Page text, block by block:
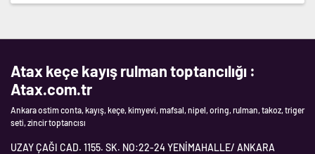
Atax keçe kayış rulman toptancılığı :
Atax.com.tr
Ankara ostim conta, kayış, keçe, kimyevi, mafsal, nipel, oring, rulman, takoz, triger
seti, zincir toptancısı
UZAY ÇAĞI CAD. 1155. SK. NO:22-24 YENİMAHALLE/ ANKARA